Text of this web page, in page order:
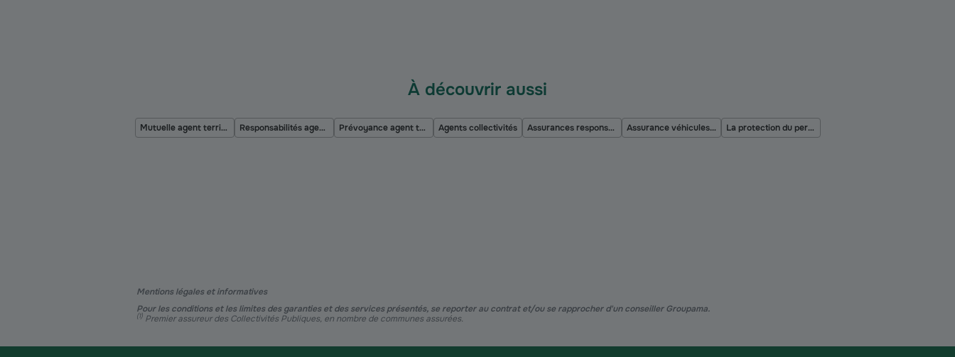
À découvrir aussi
Mutuelle agent territorial Responsabilités agents territoriaux Prévoyance agent territorial Agents collectivités Assurances responsabilités de la collectivité Assurance véhicules collectivité La protection du personnel
Mentions légales et informatives
Pour les conditions et les limites des garanties et des services présentés, se reporter au contrat et/ou se rapprocher d'un conseiller Groupama.
(1) Premier assureur des Collectivités Publiques, en nombre de communes assurées.